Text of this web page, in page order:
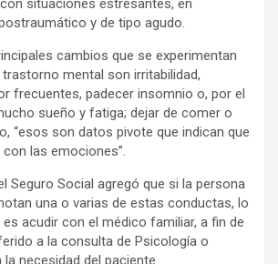
situaciones estresantes, en
y de tipo agudo.
cambios que se experimentan
mental son irritabilidad,
frecuentes, padecer insomnio o, por el
sueño y fatiga; dejar de comer o
“esos son datos pivote que indican que
las emociones”.
Seguro Social agregó que si la persona
una o varias de estas conductas, lo
acudir con el médico familiar, a fin de
a la consulta de Psicología o
la necesidad del paciente.